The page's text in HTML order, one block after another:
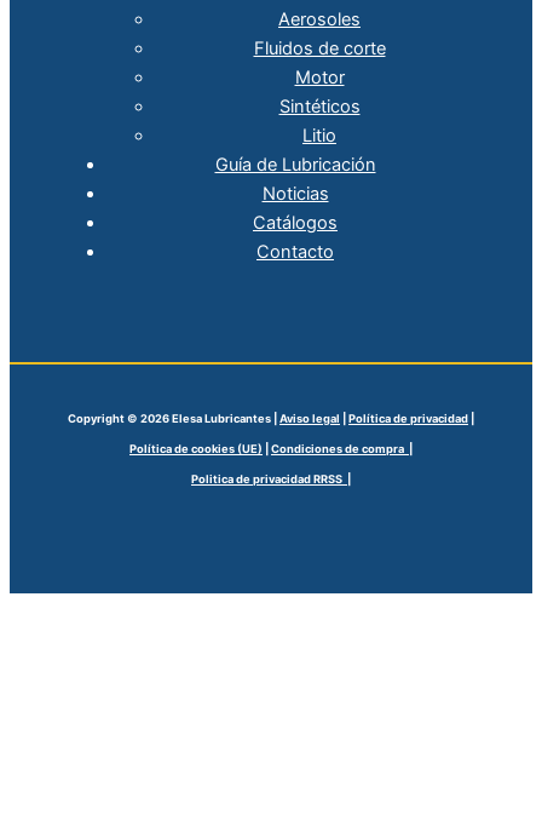
Aerosoles
Fluidos de corte
Motor
Sintéticos
Litio
Guía de Lubricación
Noticias
Catálogos
Contacto
Copyright © 2026 Elesa Lubricantes | Aviso legal Política de privacidad
Política de cookies (UE) Condiciones de compra |
Politica de privacidad RRSS |